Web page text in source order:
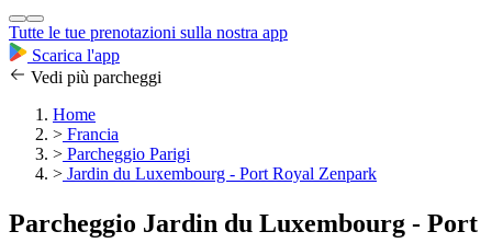
Tutte le tue prenotazioni sulla nostra app
Scarica l'app
Vedi più parcheggi
Home
> Francia
> Parcheggio Parigi
> Jardin du Luxembourg - Port Royal Zenpark
Parcheggio Jardin du Luxembourg - Port